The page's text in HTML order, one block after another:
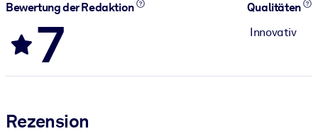
Bewertung der Redaktion
7
Qualitäten
Innovativ
Rezension